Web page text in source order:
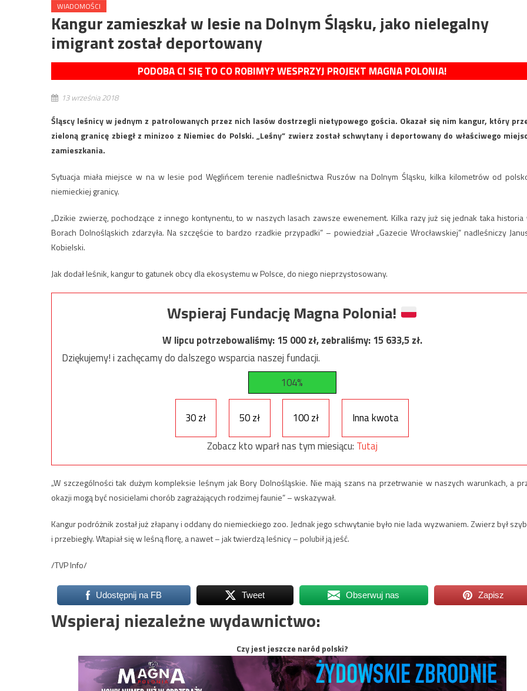
WIADOMOŚCI
Kangur zamieszkał w lesie na Dolnym Śląsku, jako nielegalny
imigrant został deportowany
PODOBA CI SIĘ TO CO ROBIMY? WESPRZYJ PROJEKT MAGNA POLONIA!
13 września 2018
Śląscy leśnicy w jednym z patrolowanych przez nich lasów dostrzegli nietypowego gościa. Okazał się nim kangur, który
zieloną granicę zbiegł z minizoo z Niemiec do Polski. „Leśny” zwierz został schwytany i deportowany do właściwego
zamieszkania.
Sytuacja miała miejsce w na w lesie pod Węglińcem terenie nadleśnictwa Ruszów na Dolnym Śląsku, kilka kilometrów od
niemieckiej granicy.
„Dzikie zwierzę, pochodzące z innego kontynentu, to w naszych lasach zawsze ewenement. Kilka razy już się jednak taka historia
Borach Dolnośląskich zdarzyła. Na szczęście to bardzo rzadkie przypadki” – powiedział „Gazecie Wrocławskiej” nadleśniczy
Kobielski.
Jak dodał leśnik, kangur to gatunek obcy dla ekosystemu w Polsce, do niego nieprzystosowany.
Wspieraj Fundację Magna Polonia!
W lipcu potrzebowaliśmy:15 000zł, zebraliśmy:15 633,5zł.
Dziękujemy! i zachęcamy do dalszego wsparcia naszej fundacji.
104%
30 zł 50 zł 100 zł
Inna kwota
Zobacz kto wparł nas tym miesiącu: Tutaj
„W szczególności tak dużym kompleksie leśnym jak Bory Dolnośląskie. Nie mają szans na przetrwanie w naszych warunkach, a
okazji mogą być nosicielami chorób zagrażających rodzimej faunie” – wskazywał.
Kangur podróżnik został już złapany i oddany do niemieckiego zoo. Jednak jego schwytanie było nie lada wyzwaniem. Zwierz był
i przebiegły. Wtapiał się w leśną florę, a nawet – jak twierdzą leśnicy – polubił ją jeść.
/TVP Info/
Udostępnij na FB Tweet Obserwuj nas Zapisz
Wspieraj niezależne wydawnictwo:
Czy jest jeszcze naród polski?